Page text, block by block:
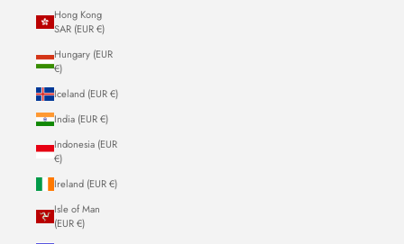
Hong Kong
SAR (EUR €)
Hungary (EUR
€)
Iceland (EUR €)
India (EUR €)
Indonesia (EUR
€)
Ireland (EUR €)
Isle of Man
(EUR €)